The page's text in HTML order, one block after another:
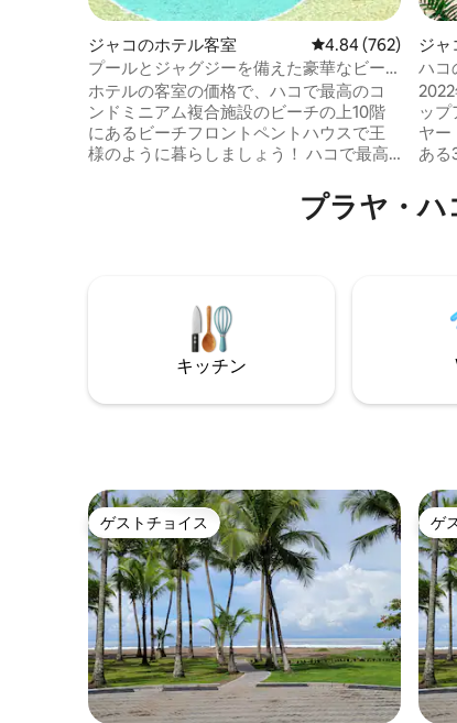
ジャコのホテル客室 レビュー762件、5
4.84 (762)
プールとジャグジーを備えた豪華なビー
チフロントのペントハウス
ホテルの客室の価格で、ハコで最高のコ
ンドミニアム複合施設のビーチの上10階
にあるビーチフロントペントハウスで王
様のように暮らしましょう！ ハコで最高
ペントハウス。 広々としたモダンで設備
の整ったアパートのビーチフロントバル
ン、ダイニングルーム、ラウンジ、屋外
バルコニー、プール、ジャグジー、ジム
をすべてご利用いただけます。 ハコの中
心部のビーチフロントにある、24時間建
レックス。 車やバイク用の無料駐車場。
い出に残る、手頃な価格の休暇体験をお
楽しみください。 目の前にビーチ、後ろ
に町がある、プレミアムなロケーション
にある、格別の豪華な宿泊施設です！ ****
1部屋が空いています。今すぐご予約くだ
さい！****
ジャ
ハコ
トウ
ッ
ヤー・ハ
ある
ズ
す。
ュ
ワ
プラヤ・
キッチン
ゲストチョイス
ゲストチョイス ゲ
ゲ